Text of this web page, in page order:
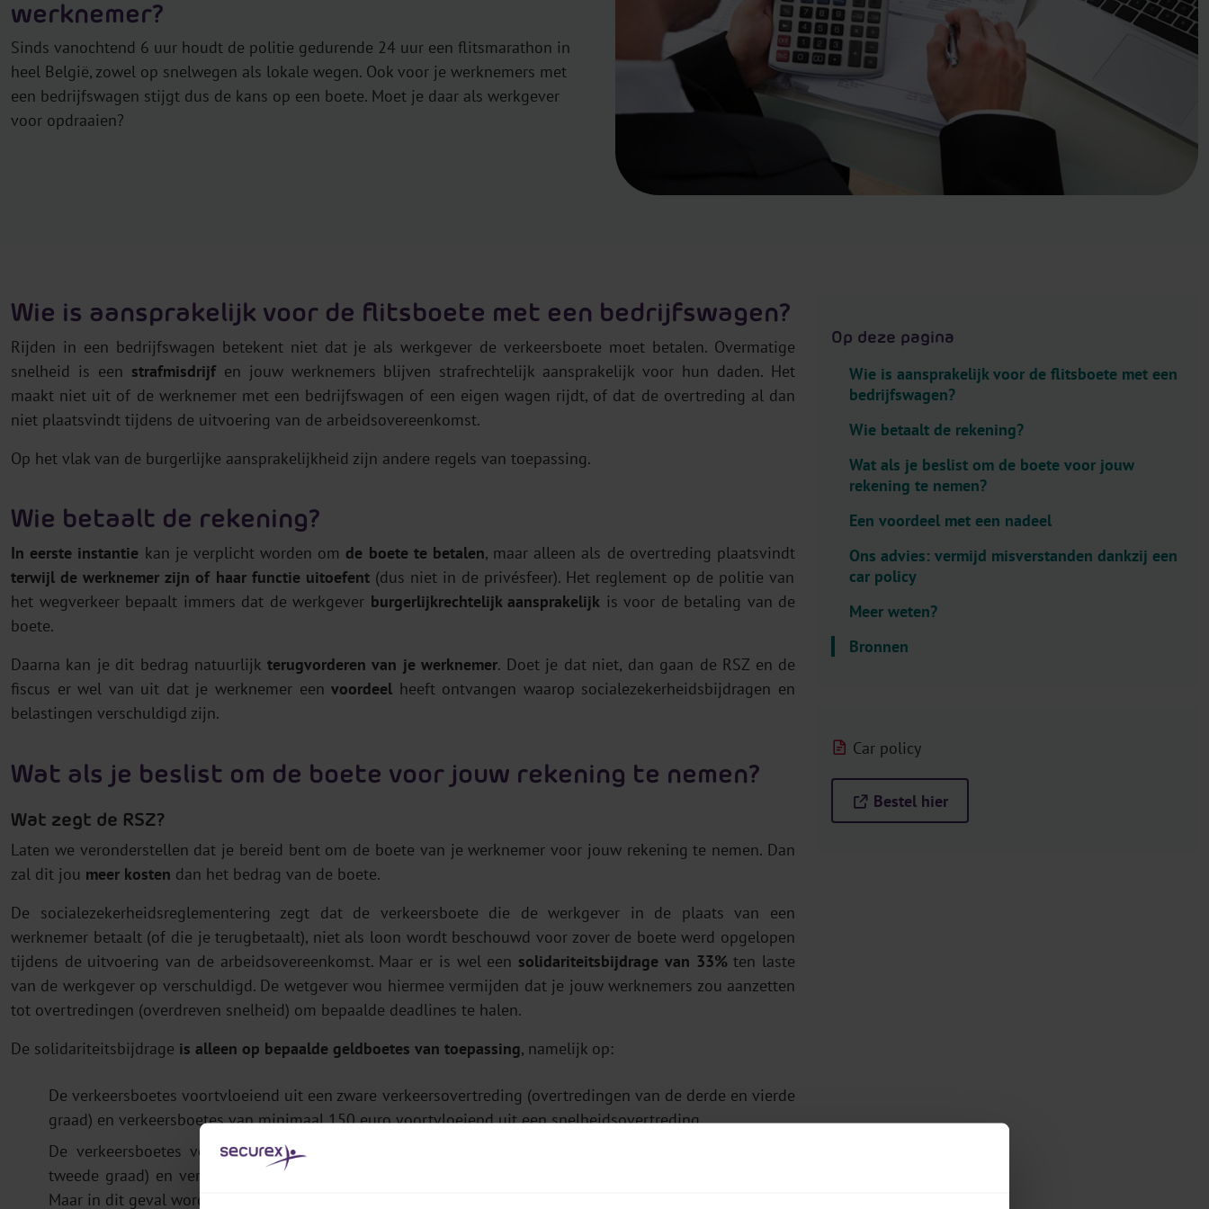
.
e
werknemer?
Sinds vanochtend 6 uur houdt de politie gedurende 24 uur een flitsmarathon in
heel België, zowel op snelwegen als lokale wegen. Ook voor je werknemers met
een bedrijfswagen stijgt dus de kans op een boete. Moet je daar als werkgever
voor opdraaien?
Wie is aansprakelijk voor de flitsboete met een bedrijfswagen?
Rijden in een bedrijfswagen betekent niet dat je als werkgever de verkeersboete moet betalen. Overmatige
snelheid is een strafmisdrijfen jouw werknemers blijven strafrechtelijk aansprakelijk voor hun daden. Het
maakt niet uit of de werknemer met een bedrijfswagen of een eigen wagen rijdt, of dat de overtreding al dan
niet plaatsvindt tijdens de uitvoering van de arbeidsovereenkomst.
Op het vlak van de burgerlijke aansprakelijkheid zijn andere regels van toepassing.
Wie betaalt de rekening?
In eerste instantie kan je verplicht worden om de boete te betalen, maar alleen als de overtreding plaatsvindt
terwijl de werknemer zijn of haar functie uitoefent (dus niet in de privésfeer). Het reglement op de politie van
het wegverkeer bepaalt immers dat de werkgever burgerlijkrechtelijk aansprakelijk is voor de betaling van de
boete.
Daarna kan je dit bedrag natuurlijk terugvorderen van je werknemer. Doet je dat niet, dan gaan de RSZ en de
fiscus er wel van uit dat je werknemer eenvoordeel heeft ontvangen waarop socialezekerheidsbijdragen en
belastingen verschuldigd zijn.
Wat als je beslist om de boete voor jouw rekening te nemen?
Wat zegt de RSZ?
Laten we veronderstellen dat je bereid bent om de boete van je werknemer voor jouw rekening te nemen. Dan
zal dit jou meer kosten dan het bedrag van de boete.
De socialezekerheidsreglementering zegt dat de verkeersboete die de werkgever in de plaats van een
werknemer betaalt (of die je terugbetaalt), niet als loon wordt beschouwd voor zover de boete werd opgelopen
tijdens de uitvoering van de arbeidsovereenkomst. Maar er is wel een solidariteitsbijdrage van 33%ten laste
van de werkgever op verschuldigd. De wetgever wou hiermee vermijden dat je jouw werknemers zou aanzetten
tot overtredingen (overdreven snelheid) om bepaalde deadlines te halen.
De solidariteitsbijdrage is alleen op bepaalde geldboetes van toepassing, namelijk op:
De verkeersboetes voortvloeiend uit een zware verkeersovertreding (overtredingen van de derde en vierde
graad) en verkeersboetes van minimaal 150 euro voortvloeiend uit een snelheidsovertreding
De verkeersboetes voortvloeiend uit een lichte verkeersovertreding (overtredingen van de eerste en
tweede graad) en verkeersboetes van minder dan 150 euro voortvloeiend uit een snelheidsovertreding.
Maar in dit geval wordt een bedrag van 150 euro op jaarbasis vrijgesteld van de solidariteitsbijdrage
Op deze pagina
Wie is aansprakelijk voor de flitsboete met een
bedrijfswagen?
Wie betaalt de rekening?
Wat als je beslist om de boete voor jouw
rekening te nemen?
Een voordeel met een nadeel
Ons advies: vermijd misverstanden dankzij een
car policy
Meer weten?
Bronnen
Car policy
Bestel hier